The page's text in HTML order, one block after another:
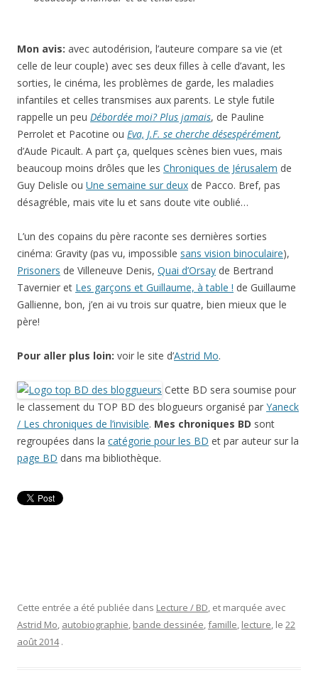
Mon avis: avec autodérision, l’auteure compare sa vie (et
celle de leur couple) avec ses deux filles à celle d’avant, les
sorties, le cinéma, les problèmes de garde, les maladies
infantiles et celles transmises aux parents. Le style futile
rappelle un peu Débordée moi? Plus jamais, de Pauline
Perrolet et Pacotine ou Eva, J.F. se cherche désespérément,
d’Aude Picault. A part ça, quelques scènes bien vues, mais
beaucoup moins drôles que les Chroniques de Jérusalem de
Guy Delisle ou Une semaine sur deux de Pacco. Bref, pas
désagréble, mais vite lu et sans doute vite oublié…
L’un des copains du père raconte ses dernières sorties
cinéma: Gravity (pas vu, impossible sans vision binoculaire),
Prisoners de Villeneuve Denis, Quai d’Orsay de Bertrand
Tavernier et Les garçons et Guillaume, à table ! de Guillaume
Gallienne, bon, j’en ai vu trois sur quatre, bien mieux que le
père!
Pour aller plus loin: voir le site d’Astrid Mo.
Cette BD sera soumise pour
le classement du TOP BD des blogueurs organisé par Yaneck
/ Les chroniques de l’invisible. Mes chroniques BD sont
regroupées dans la catégorie pour les BD et par auteur sur la
page BD dans ma bibliothèque.
Cette entrée a été publiée dans Lecture / BD, et marquée avec
Astrid Mo, autobiographie, bande dessinée,famille, lecture, le 22
août 2014 .